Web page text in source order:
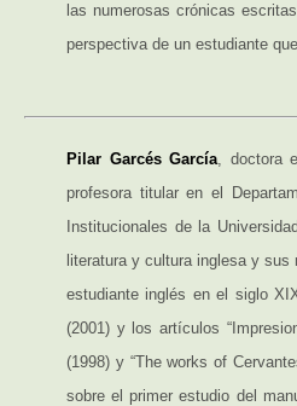
las numerosas crónicas
perspectiva de un estudiante
Pilar Garcés García, doctora
profesora titular en el
Institucionales de la
literatura y cultura inglesa y
estudiante inglés en el siglo
(2001) y los artículos
(1998) y “The works of
sobre el primer estudio del